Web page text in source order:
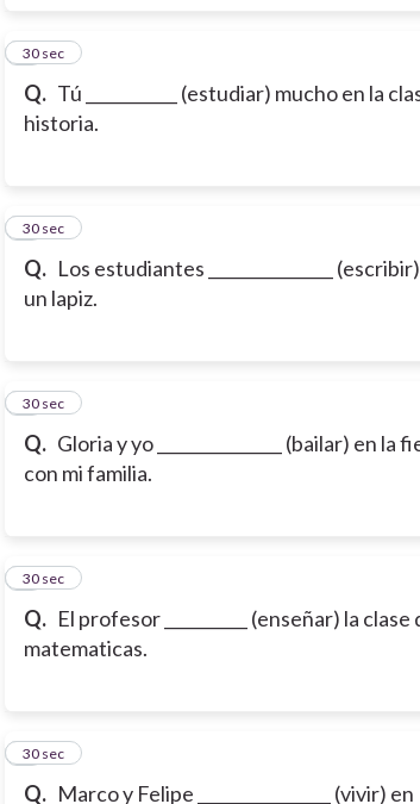
Q. Tú ___________ (estudiar) mucho en la
historia.
2
30 sec
Q. Los estudiantes _______________
un lapiz.
3
30 sec
Q. Gloria y yo _______________ (bailar) en la
con mi familia.
4
30 sec
Q. El profesor __________ (enseñar) la clase
matematicas.
5
30 sec
Q. Marco y Felipe ________________ (vivir) en
6
30 sec